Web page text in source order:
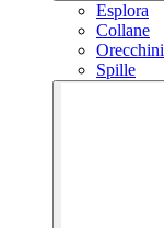
Esplora
Collane
Orecchini
Spille